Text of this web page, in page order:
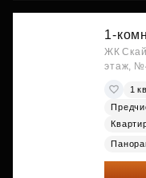
1-
ЖК Скай
этаж,
1
20